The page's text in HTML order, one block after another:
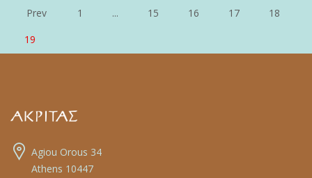
Prev 1 ... 15 16 17
18
19
Agiou Orous 34
Athens 10447